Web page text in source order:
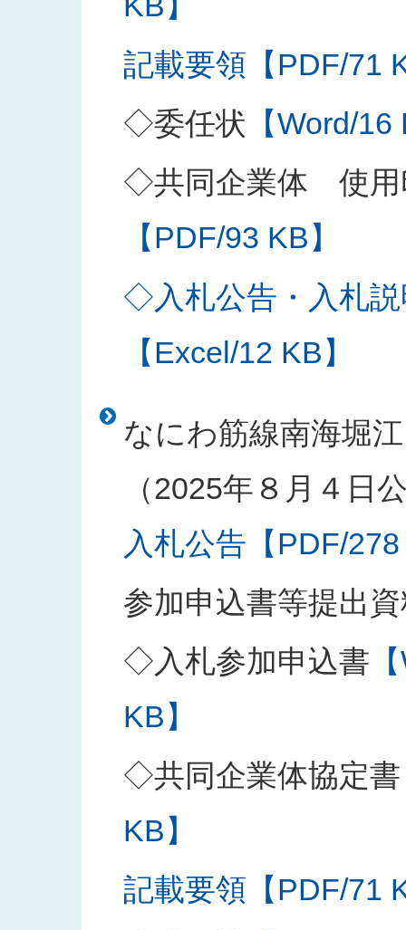
記載要領【PDF/71
◇委任状 【Word/
◇共同企業体 使用
【PDF/93 KB】
◇入札公告・入札
【Excel/12 KB】
なにわ筋線南海堀
（2025年８月４日
入札公告【PDF/
参加申込書等提出
◇入札参加申込書
KB】
◇共同企業体協定書
KB】
記載要領【PDF/71